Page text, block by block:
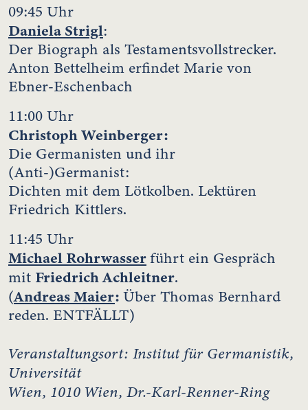
09:45 Uhr
Daniela Strigl:
Der Biograph als Testamentsvollstrecker.
Anton Bettelheim erfindet Marie von
Ebner-Eschenbach
11:00 Uhr
Christoph Weinberger:
Die Germanisten und ihr
(Anti-)Germanist:
Dichten mit dem Lötkolben. Lektüren
Friedrich Kittlers.
11:45 Uhr
Michael Rohrwasserführt ein Gespräch
mit Friedrich Achleitner.
(Andreas Maier: Über Thomas Bernhard
reden. ENTFÄLLT)
Veranstaltungsort: Institut für Germanistik,
Universität
Wien, 1010 Wien, Dr.-Karl-Renner-Ring